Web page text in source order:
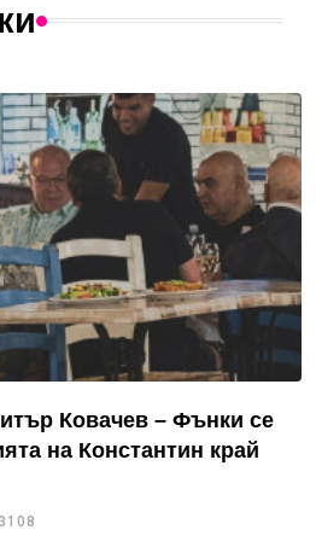
Ковачев – Фънки се
на Константин край
3108